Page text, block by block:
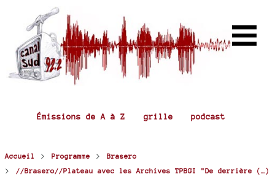
Émissions de A à Z grille podcast
Accueil > Programme > Brasero
> //Brasero//Plateau avec les Archives TPBGI "De derrière (…)